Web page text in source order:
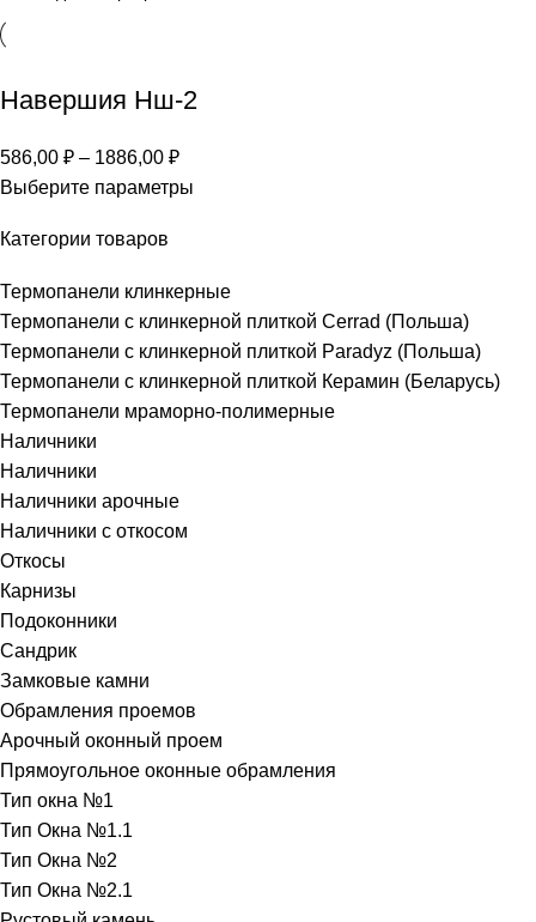
Категории товаров
Термопанели клинкерные
Термопанели c клинкерной плиткой Сerrad (Польша)
Термопанели с клинкерной плиткой Paradyz (Польша)
Термопанели с клинкерной плиткой Керамин (Беларусь)
Термопанели мраморно-полимерные
Наличники
Наличники
Наличники арочные
Наличники с откосом
Откосы
Карнизы
Подоконники
Сандрик
Замковые камни
Обрамления проемов
Арочный оконный проем
Прямоугольное оконные обрамления
Тип окна №1
Тип Окна №1.1
Тип Окна №2
Тип Окна №2.1
Навершия Нш-2
586,00 ₽ – 1886,00 ₽
Выберите параметры